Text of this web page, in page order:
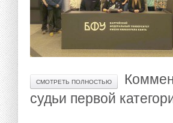
СМОТРЕТЬ ПОЛНОСТЬЮ
судьи первой